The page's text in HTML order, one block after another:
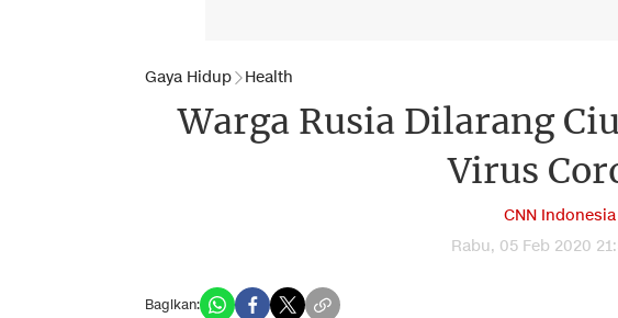
Gaya Hidup Health
Warga Rusia Dilarang
Virus
CNN Indonesia
Rabu, 05 Feb 2020
Bagikan: